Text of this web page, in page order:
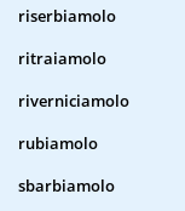
riserbiamolo
ritraiamolo
riverniciamolo
rubiamolo
sbarbiamolo